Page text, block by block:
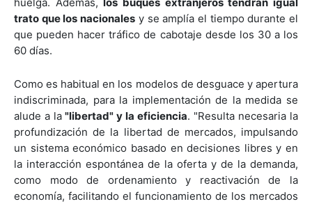
trato que los nacionales y se amplía el tiempo durante el
que pueden hacer tráfico de cabotaje desde los 30 a los
60 días.
Como es habitual en los modelos de desguace y apertura
indiscriminada, para la implementación de la medida se
alude a la "libertad" y la eficiencia. "Resulta necesaria la
profundización de la libertad de mercados, impulsando
un sistema económico basado en decisiones libres y en
la interacción espontánea de la oferta y de la demanda,
como modo de ordenamiento y reactivación de la
economía, facilitando el funcionamiento de los mercados